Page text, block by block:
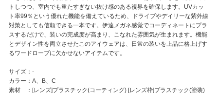
トしつつ、室内でも重たすぎない抜け感のある視界を確保します。UVカッ
ト率99％という優れた機能を備えているため、ドライブやデイリーな紫外線
対策としても信頼できる一本です。伊達メガネ感覚でコーディネートにプラ
スするだけで、装いの完成度が高まり、こなれた雰囲気が生まれます。機能
とデザイン性を両立させたこのアイウェアは、日常の装いを上品に格上げす
るワードローブに欠かせないアイテムです。
サイズ：-
カラー：A、B、C
素材 ：[レンズ]プラスチック(コーティング) [レンズ枠]プラスチック(塗装)